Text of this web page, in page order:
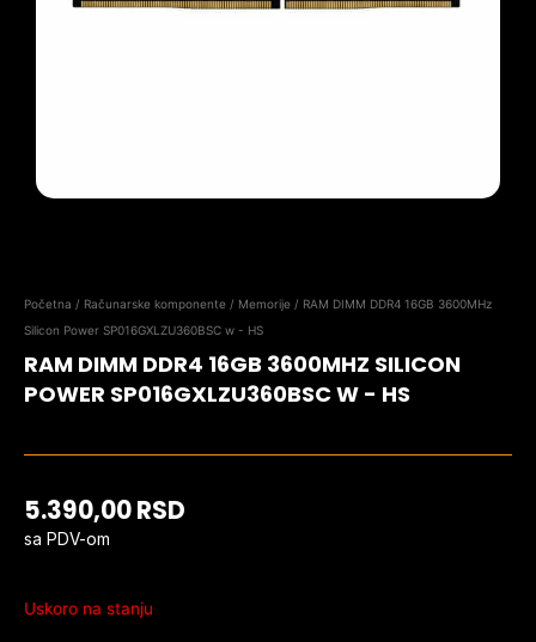
Početna / Računarske komponente / Memorije / RAM DIMM DDR4 16GB 3600MHz
Silicon Power SP016GXLZU360BSC w - HS
RAM DIMM DDR4 16GB 3600MHZ SILICON
POWER SP016GXLZU360BSC W - HS
5.390,00RSD
sa PDV-om
Uskoro na stanju